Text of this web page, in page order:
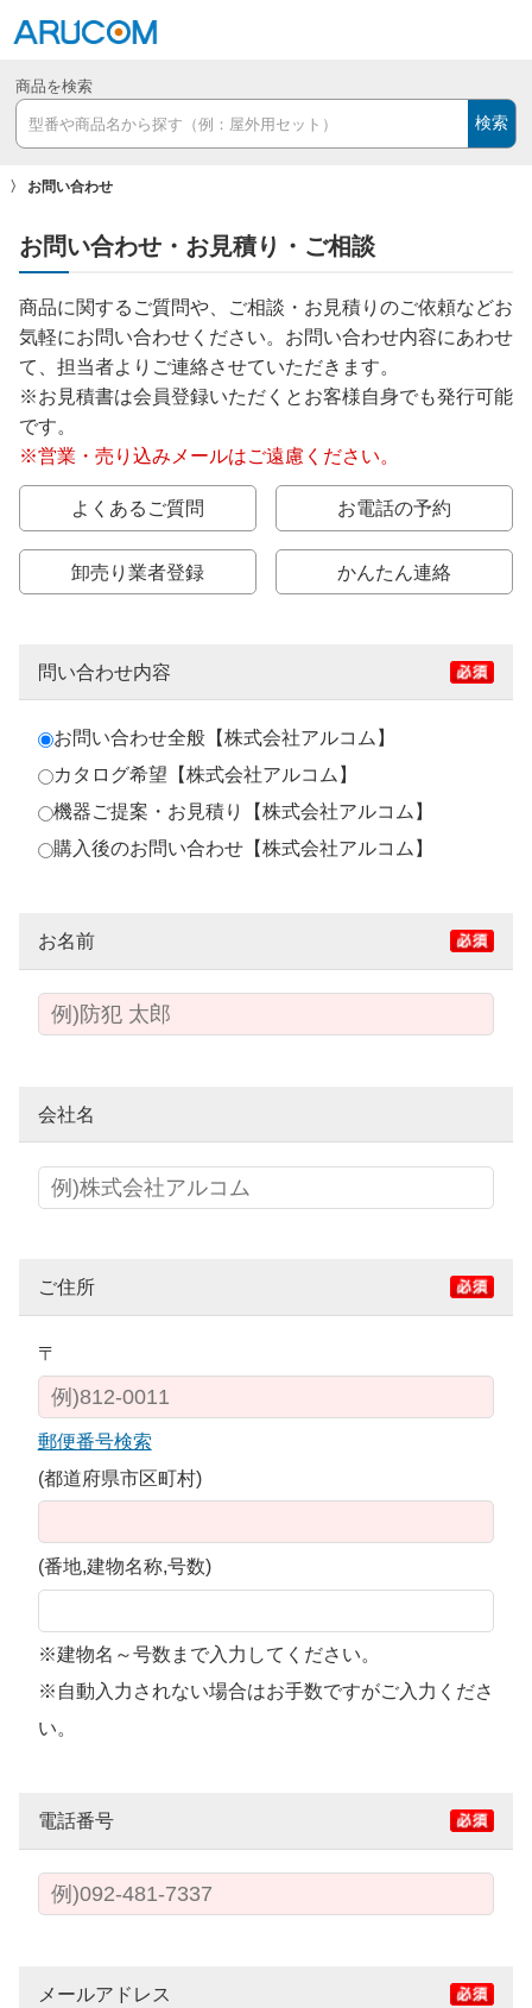
商品を検索
検索
お問い合わせ
お問い合わせ・お見積り・ご相談
商品に関するご質問や、ご相談・お見積りのご依頼などお
気軽にお問い合わせください。お問い合わせ内容にあわせ
て、担当者よりご連絡させていただきます。
※お見積書は会員登録いただくとお客様自身でも発行可能
です。
※営業・売り込みメールはご遠慮ください。
よくあるご質問 お電話の予約
卸売り業者登録 かんたん連絡
問い合わせ内容
お問い合わせ全般【株式会社アルコム】
カタログ希望【株式会社アルコム】
機器ご提案・お見積り【株式会社アルコム】
購入後のお問い合わせ【株式会社アルコム】
お名前
会社名
ご住所
〒
郵便番号検索
(都道府県市区町村)
(番地,建物名称,号数)
※建物名～号数まで入力してください。
※自動入力されない場合はお手数ですがご入力くださ
い。
電話番号
メールアドレス